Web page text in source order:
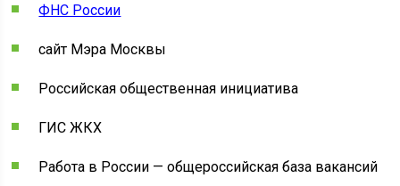
ФНС России
сайт Мэра Москвы
Российская общественная инициатива
ГИС ЖКХ
Работа в России — общероссийская база вакансий